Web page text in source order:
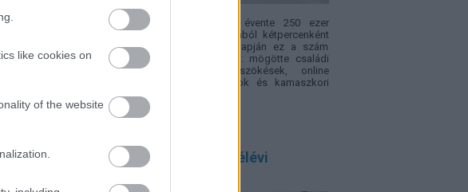
like cookies on
of the website
Európában becslések szerint évente 250 ezer
gyerek tűnik el – vagyis nagyjából kétpercenként
egy. Az Eltűnt gyerekek világnapján ez a szám
nemcsak rendőrségi statisztika: mögötte családi
konfliktusok, bántalmazás, szökések, online
kapcsolatok, intézményi hiányok és kamaszkori
krízisek is állhatnak.
Sok szülő félreérti a félévi